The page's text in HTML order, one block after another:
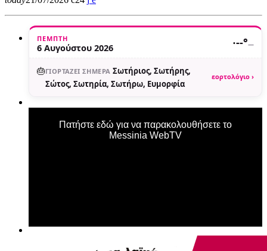
ΠΈΜΠΤΗ
6 Αυγούστου 2026 ·--°—
🎂ΓΙΟΡΤΆΖΕΙ ΣΉΜΕΡΑ Σωτήριος, Σωτήρης,
Σώτος, Σωτηρία, Σωτήρω, Ευμορφία
εορτολόγιο ›
Πατήστε εδώ για να παρακολουθήσετε το
Messinia WebTV